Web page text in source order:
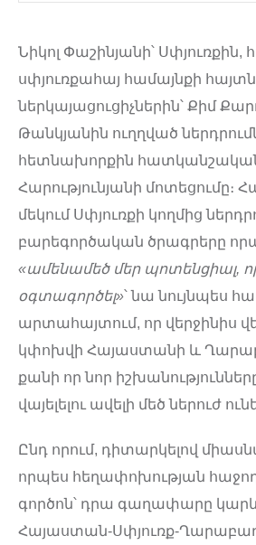
Նիկոլ Փաշինյանի՝
սփյուռքահայ համայնքի
ներկայացուցիչներին՝ Քիմ
Թանկյանին ուղղված
հետնախորքին
Հարությունյանի մոտեցումը։
մեկում Սփյուռքի կողմից
բարեգործական ծրագրերը
«ամենամեծ մեր պոտենցիալ,
օգտագործել»՝ նա նույնպես
արտահայտում, որ վերջինիս
կփոխվի Հայաստանի և
քանի որ նոր
վայելելու ավելի մեծ ներուժ
Ընդ որում, դիտարկելով
որպես հեղափոխության
գործոն՝ դրա գաղափարը
Հայաստան-Սփյուռք-